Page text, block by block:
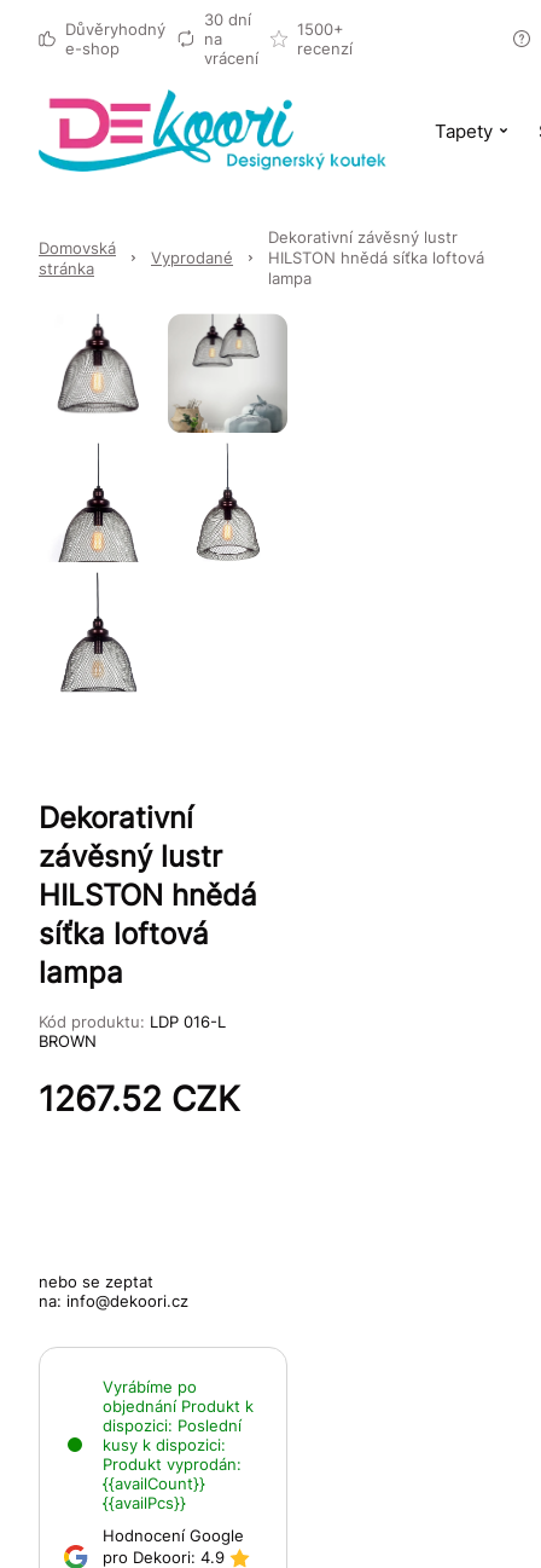
Důvěryhodný
e-shop
30 dní
na
vrácení
1500+
recenzí
Tapety
Domovská
stránka
Vyprodané
Dekorativní závěsný lustr
HILSTON hnědá síťka loftová
lampa
Dekorativní
závěsný lustr
HILSTON hnědá
síťka loftová
lampa
Kód produktu: LDP 016-L
BROWN
1267.52 CZK
nebo se zeptat
na: info@dekoori.cz
Vyrábíme po
objednání Produkt k
dispozici: Poslední
kusy k dispozici:
Produkt vyprodán:
{{availCount}}
{{availPcs}}
Hodnocení Google
pro Dekoori: 4.9